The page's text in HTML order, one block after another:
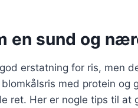
en sund og
erstatning for ris, men
med protein og
ret. Her er nogle tips til at